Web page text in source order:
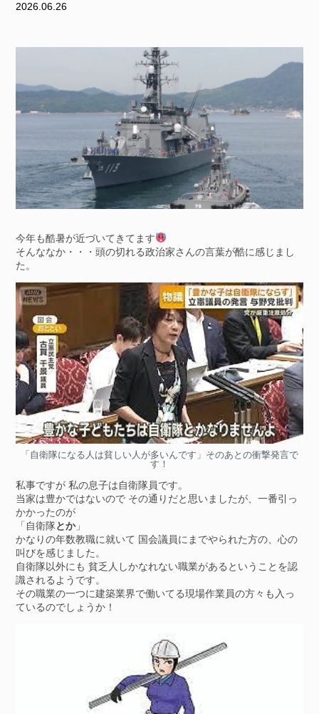
2026.06.26
今年も酷暑が近づいてきてます
そんななか・・・頭の切れる政治家さんの言葉が酷に感じまし
た。
「自衛隊になる人は貧しい人が多いんです」そのあとの衝撃発言で
す！
私事ですが 私の息子は自衛隊員です。
当家は豊かではないので その通りだと思いましたが、一番引っ
かかったのが
「自衛隊とか」
かなりの年数教職に就いて 国会議員にまでやられた方の、心の
叫びを感じました。
自衛隊以外にも 貧乏人しかなれない職業があるということを認
識されるようです。
その職業の一つに建築業界で働いてる現場作業員の方々も入っ
ているのでしょうか！